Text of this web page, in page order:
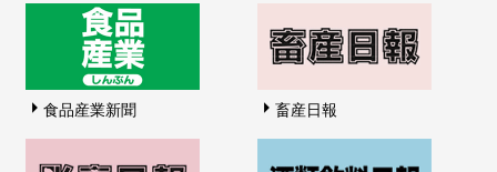
食品産業新聞 畜産日報